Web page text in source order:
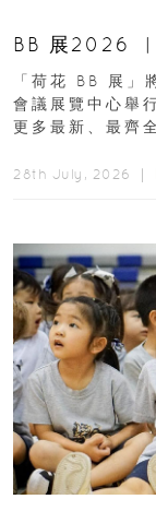
BB 展2026
「荷花 BB 展
會議展覽中心舉
更多最新、最齊
28th July, 2026 ｜